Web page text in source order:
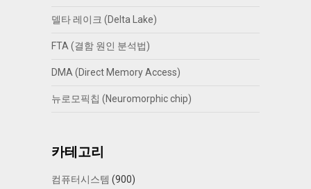
델타 레이크 (Delta Lake)
FTA (결함 원인 분석법)
DMA (Direct Memory Access)
뉴로모픽칩 (Neuromorphic chip)
카테고리
컴퓨터시스템 (900)